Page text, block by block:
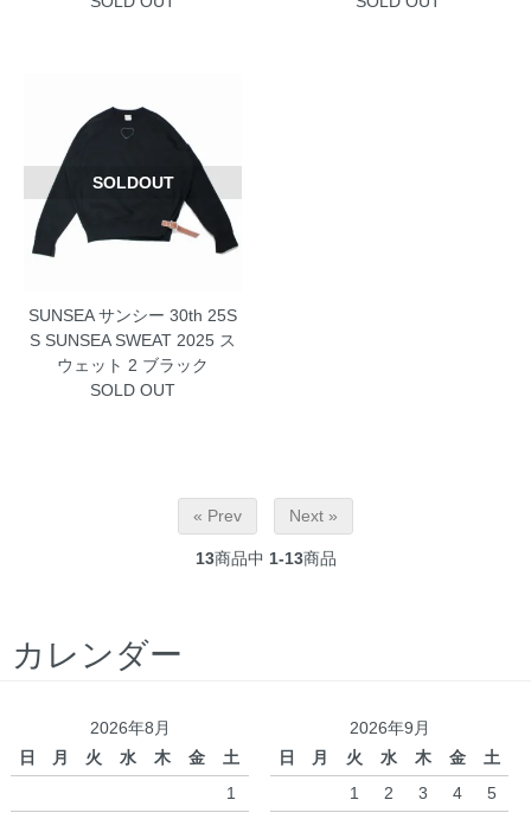
SOLDOUT
SUNSEA サンシー 30th 25S
S SUNSEA SWEAT 2025 ス
ウェット 2 ブラック
SOLD OUT
« Prev Next »
13商品中 1-13商品
カレンダー
2026年8月
日
月 火 水 木 金
土
1
2026年9月
日
月 火 水 木 金
土
1
2 3 4
5